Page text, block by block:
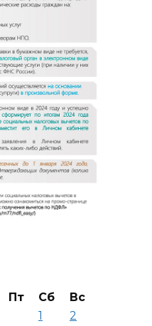
Пт Сб
Вс
1
2